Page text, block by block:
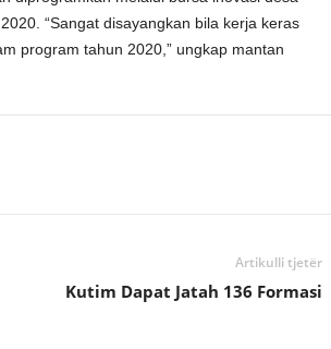
“Sangat disayangkan bila kerja keras
program tahun 2020,” ungkap mantan
Artikulli tjetër
Kutim Dapat Jatah 136 Formasi